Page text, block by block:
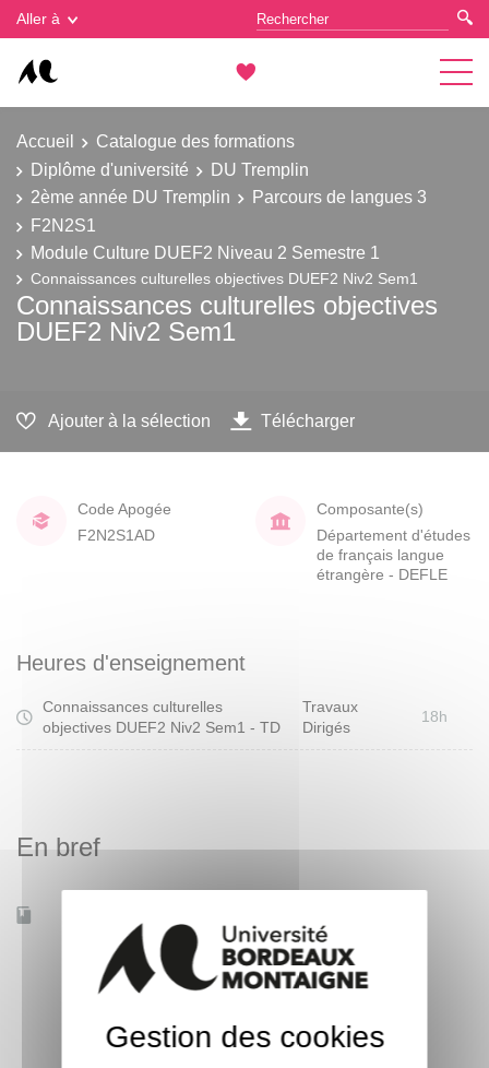
Aller à
Accueil
Catalogue des formations
Diplôme d'université
DU Tremplin
2ème année DU Tremplin
Parcours de langues 3
F2N2S1
Module Culture DUEF2 Niveau 2 Semestre 1
Connaissances culturelles objectives DUEF2 Niv2 Sem1
Connaissances culturelles objectives
DUEF2 Niv2 Sem1
Ajouter à la sélection Télécharger
Code Apogée
F2N2S1AD
Composante(s)
Département d'études
de français langue
étrangère - DEFLE
Heures d'enseignement
Connaissances culturelles
objectives DUEF2 Niv2 Sem1 - TD
Travaux
Dirigés
18h
En bref
Gestion des cookies
Gestion des cookies